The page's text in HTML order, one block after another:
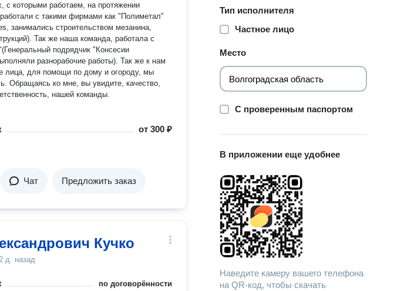
с которыми работаем, на протяжении
с такими фирмами как "Полиметал"
занимались строительством мезанина,
Так же наша команда, работала с
подрядчик "Консесии
разнорабочие работы). Так же к нам
лица, для помощи по дому и огороду, мы
Обращаясь ко мне, вы увидите, качество,
нашей команды.
от300 ₽
Чат Предложить заказ
Кучко
д. назад
по договорённости
Тип исполнителя
Частное лицо
Место
С проверенным паспортом
В приложении еще удобнее
Наведите камеру вашего телефона
на QR-код, чтобы скачать